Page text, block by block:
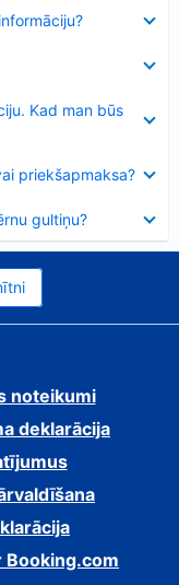
Kad man būs
priekšapmaksa?
gultiņu?
noteikumi
deklarācija
Booking.com